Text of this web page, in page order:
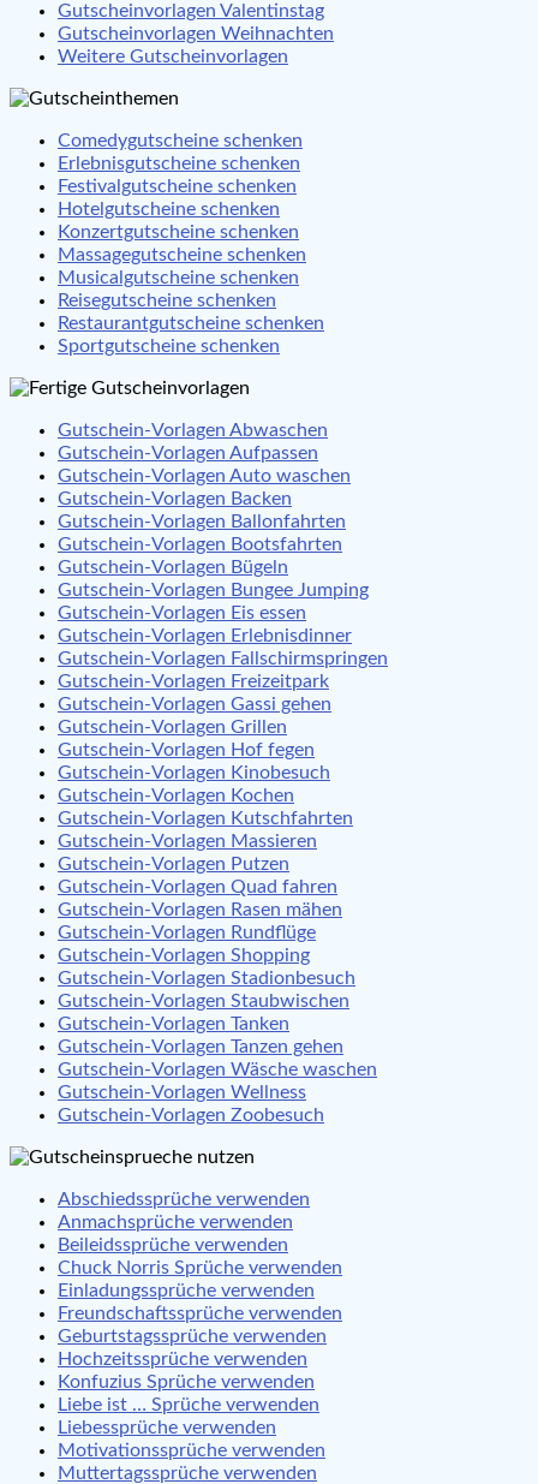
Gutscheinvorlagen Valentinstag
Gutscheinvorlagen Weihnachten
Weitere Gutscheinvorlagen
Comedygutscheine schenken
Erlebnisgutscheine schenken
Festivalgutscheine schenken
Hotelgutscheine schenken
Konzertgutscheine schenken
Massagegutscheine schenken
Musicalgutscheine schenken
Reisegutscheine schenken
Restaurantgutscheine schenken
Sportgutscheine schenken
Gutschein-Vorlagen Abwaschen
Gutschein-Vorlagen Aufpassen
Gutschein-Vorlagen Auto waschen
Gutschein-Vorlagen Backen
Gutschein-Vorlagen Ballonfahrten
Gutschein-Vorlagen Bootsfahrten
Gutschein-Vorlagen Bügeln
Gutschein-Vorlagen Bungee Jumping
Gutschein-Vorlagen Eis essen
Gutschein-Vorlagen Erlebnisdinner
Gutschein-Vorlagen Fallschirmspringen
Gutschein-Vorlagen Freizeitpark
Gutschein-Vorlagen Gassi gehen
Gutschein-Vorlagen Grillen
Gutschein-Vorlagen Hof fegen
Gutschein-Vorlagen Kinobesuch
Gutschein-Vorlagen Kochen
Gutschein-Vorlagen Kutschfahrten
Gutschein-Vorlagen Massieren
Gutschein-Vorlagen Putzen
Gutschein-Vorlagen Quad fahren
Gutschein-Vorlagen Rasen mähen
Gutschein-Vorlagen Rundflüge
Gutschein-Vorlagen Shopping
Gutschein-Vorlagen Stadionbesuch
Gutschein-Vorlagen Staubwischen
Gutschein-Vorlagen Tanken
Gutschein-Vorlagen Tanzen gehen
Gutschein-Vorlagen Wäsche waschen
Gutschein-Vorlagen Wellness
Gutschein-Vorlagen Zoobesuch
Abschiedssprüche verwenden
Anmachsprüche verwenden
Beileidssprüche verwenden
Chuck Norris Sprüche verwenden
Einladungssprüche verwenden
Freundschaftssprüche verwenden
Geburtstagssprüche verwenden
Hochzeitssprüche verwenden
Konfuzius Sprüche verwenden
Liebe ist … Sprüche verwenden
Liebessprüche verwenden
Motivationssprüche verwenden
Muttertagssprüche verwenden